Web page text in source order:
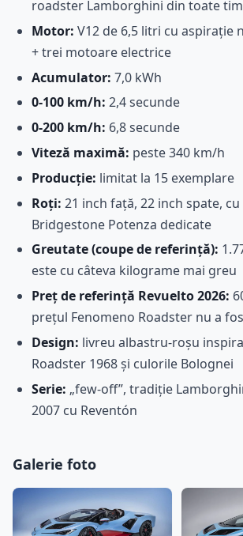
roadster Lamborghini din toate
Motor: V12 de 6,5 litri cu aspirație
+ trei motoare electrice
Acumulator: 7,0 kWh
0-100 km/h: 2,4 secunde
0-200 km/h: 6,8 secunde
Viteză maximă: peste 340 km/h
Producție: limitat la 15 exemplare
Roți: 21 inch față, 22 inch spate,
Bridgestone Potenza dedicate
Greutate (coupe de referință):
este cu câteva kilograme mai greu
Preț de referință Revuelto 2026:
prețul Fenomeno Roadster nu a
Design: livreu albastru-roșu
Roadster 1968 și culorile Bolognei
Serie: „few-off”, tradiție
2007 cu Reventón
Galerie foto